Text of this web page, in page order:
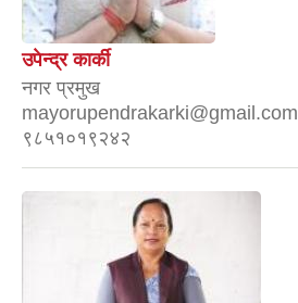
उपेन्द्र कार्की
नगर प्रमुख
mayorupendrakarki@gmail.com
९८५१०१९२४२